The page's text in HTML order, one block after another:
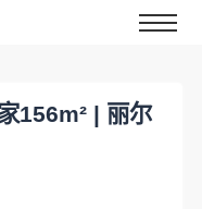
156m² | 丽尔